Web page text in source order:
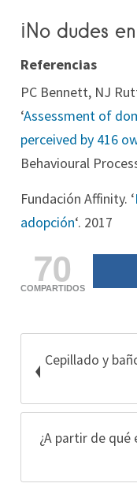
¡No dudes
Referencias
PC Bennett, NJ
‘Assessment of
perceived by 416
Behavioural
Fundación Affinity. ‘
adopción‘. 2017
70
COMPARTIDOS
Cepillado y
¿A partir de qué